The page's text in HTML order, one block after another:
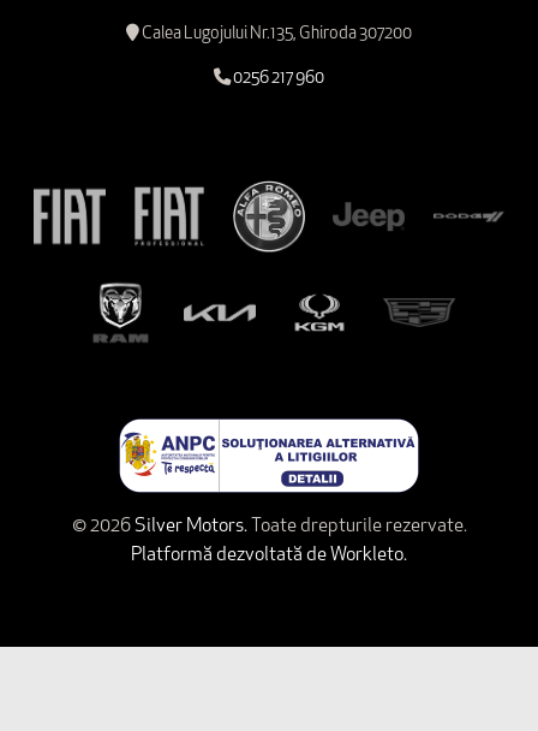
Calea Lugojului Nr.135, Ghiroda 307200
0256 217 960
© 2026Silver Motors.Toate drepturile rezervate.
Platformă dezvoltată de Workleto.